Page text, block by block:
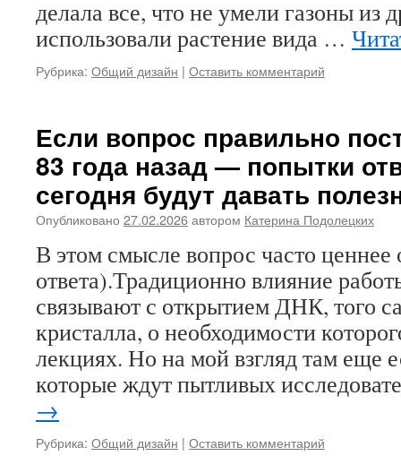
делала все, что не умели газоны из
использовали растение вида …
Рубрика: Общий дизайн | Оставить комментарий
Если вопрос правильно
83 года назад — попытки
сегодня будут давать
Опубликовано 27.02.2026автором Катерина Подолецких
В этом смысле вопрос часто ценнее
ответа).Традиционно влияние
связывают с открытием ДНК, того
кристалла, о необходимости
лекциях. Но на мой взгляд там еще
которые ждут пытливых
→
Рубрика: Общий дизайн | Оставить комментарий